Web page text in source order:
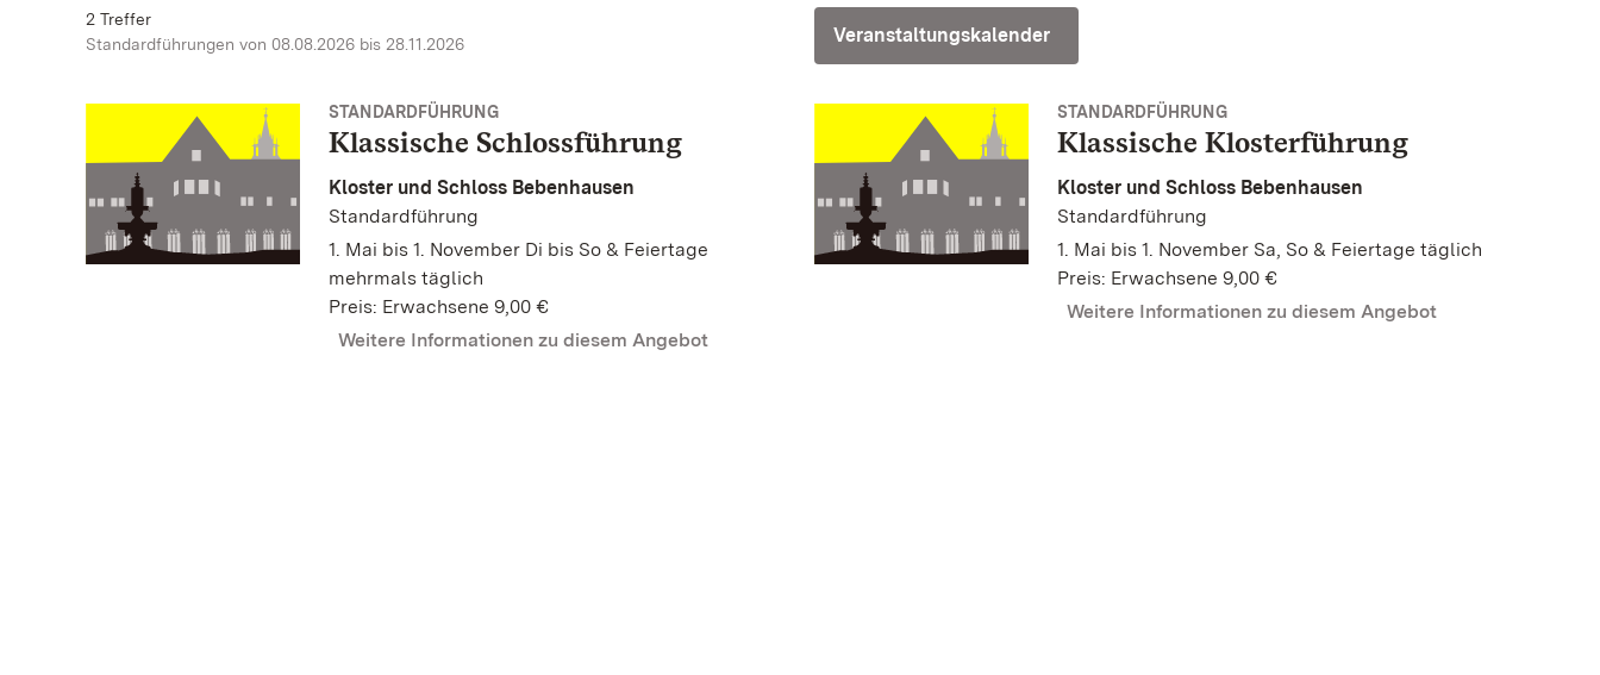
2 Treffer
Standardführungen von 08.08.2026 bis 28.11.2026
Veranstaltungskalender
STANDARDFÜHRUNG
Klassische Schlossführung
Kloster und Schloss Bebenhausen
Standardführung
1. Mai bis 1. November Di bis So & Feiertage
mehrmals täglich
Preis: Erwachsene 9,00 €
Weitere Informationen zu diesem Angebot
STANDARDFÜHRUNG
Klassische Klosterführung
Kloster und Schloss Bebenhausen
Standardführung
1. Mai bis 1. November Sa, So & Feiertage täglich
Preis: Erwachsene 9,00 €
Weitere Informationen zu diesem Angebot